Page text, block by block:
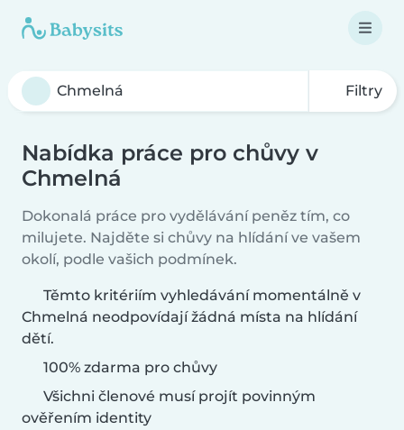
Filtry
Nabídka práce pro chůvy v
Chmelná
Dokonalá práce pro vydělávání peněz tím, co
milujete. Najděte si chůvy na hlídání ve vašem
okolí, podle vašich podmínek.
Těmto kritériím vyhledávání momentálně v
Chmelná neodpovídají žádná místa na hlídání
dětí.
100% zdarma pro chůvy
Všichni členové musí projít povinným
ověřením identity